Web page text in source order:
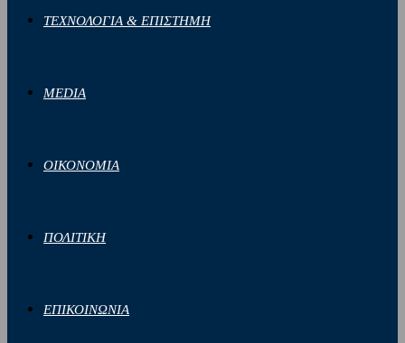
ΤΕΧΝΟΛΟΓΙΑ & ΕΠΙΣΤΗΜΗ
MEDIA
ΟΙΚΟΝΟΜΙΑ
ΠΟΛΙΤΙΚΗ
ΕΠΙΚΟΙΝΩΝΙΑ